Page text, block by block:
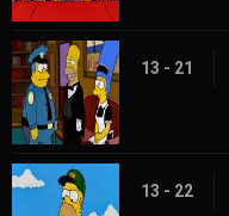
13 - 21
13 - 22